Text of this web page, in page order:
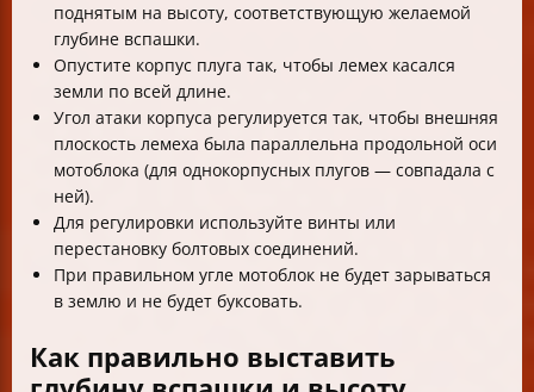
поднятым на высоту, соответствующую желаемой
глубине вспашки.
Опустите корпус плуга так, чтобы лемех касался
земли по всей длине.
Угол атаки корпуса регулируется так, чтобы внешняя
плоскость лемеха была параллельна продольной оси
мотоблока (для однокорпусных плугов — совпадала с
ней).
Для регулировки используйте винты или
перестановку болтовых соединений.
При правильном угле мотоблок не будет зарываться
в землю и не будет буксовать.
Как правильно выставить